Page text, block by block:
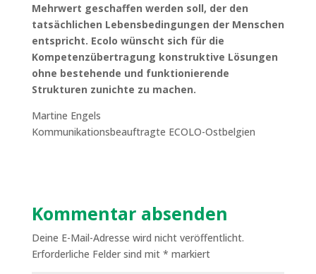
Mehrwert geschaffen werden soll, der den
tatsächlichen Lebensbedingungen der Menschen
entspricht. Ecolo wünscht sich für die
Kompetenzübertragung konstruktive Lösungen
ohne bestehende und funktionierende
Strukturen zunichte zu machen.
Martine Engels
Kommunikationsbeauftragte ECOLO-Ostbelgien
Kommentar absenden
Deine E-Mail-Adresse wird nicht veröffentlicht.
Erforderliche Felder sind mit * markiert